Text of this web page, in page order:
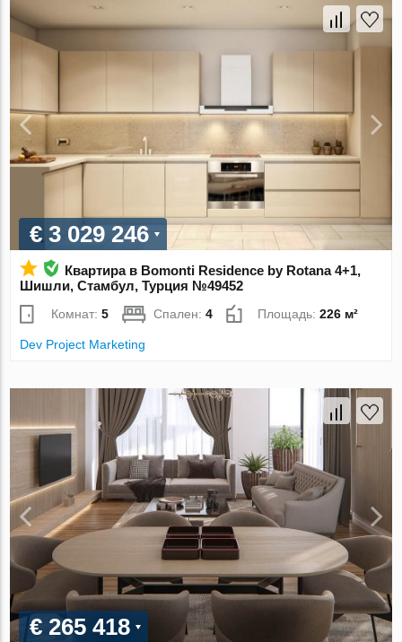
€ 3 029 246
Квартира в Bomonti Residence by Rotana 4+1,
Шишли, Стамбул, Турция №49452
Комнат:5 Спален:4 Площадь:226 м²
Dev Project Marketing
€ 265 418